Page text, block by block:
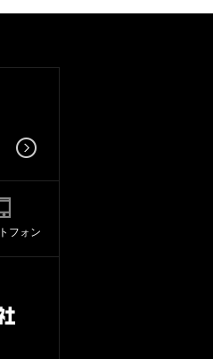
フォン